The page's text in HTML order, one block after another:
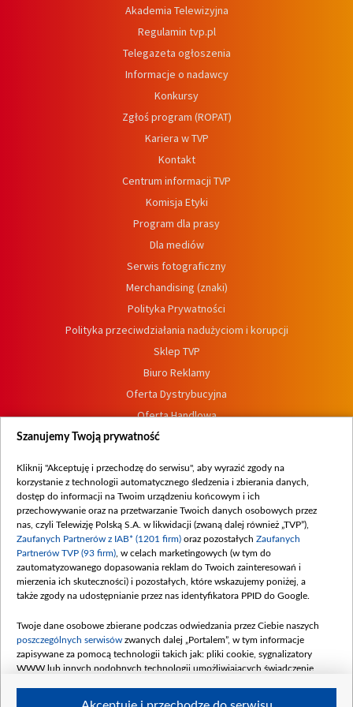
Akademia Telewizyjna
Regulamin tvp.pl
Telegazeta ogłoszenia
Informacje o nadawcy
Konkursy
Zgłoś program (ROPAT)
Kariera w TVP
Kontakt
Centrum informacji TVP
Komisja Etyki
Program dla prasy
Dla mediów
Serwis fotograficzny
Merchandising (znaki)
Polityka Prywatności
Polityka przeciwdziałania nadużyciom i korupcji
Sklep TVP
Biuro Reklamy
Oferta Dystrybucyjna
Oferta Handlowa
Dostępność
Procedura zgłoszeń wewnętrznych
Szanujemy Twoją prywatność
Kliknij "Akceptuję i przechodzę do serwisu", aby wyrazić zgody na
korzystanie z technologii automatycznego śledzenia i zbierania danych,
dostęp do informacji na Twoim urządzeniu końcowym i ich
przechowywanie oraz na przetwarzanie Twoich danych osobowych przez
nas, czyli Telewizję Polską S.A. w likwidacji (zwaną dalej również „TVP”),
Zaufanych Partnerów z IAB* (1201 firm) oraz pozostałych Zaufanych
Partnerów TVP (93 firm) , w celach marketingowych (w tym do
zautomatyzowanego dopasowania reklam do Twoich zainteresowań i
mierzenia ich skuteczności) i pozostałych, które wskazujemy poniżej, a
także zgody na udostępnianie przez nas identyfikatora PPID do Google.
Twoje dane osobowe zbierane podczas odwiedzania przez Ciebie naszych
poszczególnych serwisów zwanych dalej „Portalem”, w tym informacje
zapisywane za pomocą technologii takich jak: pliki cookie, sygnalizatory
WWW lub innych podobnych technologii umożliwiających świadczenie